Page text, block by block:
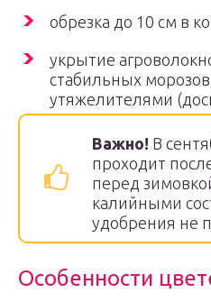
обрезка до 10 см в
укрытие
стабильных
утяжелителями
Важно! В
проходит
перед
калийными
удобрения не
Особенности